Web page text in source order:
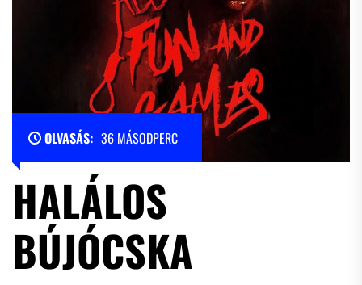
OLVASÁS: 36 MÁSODPERC
HALÁLOS
BÚJÓCSKA